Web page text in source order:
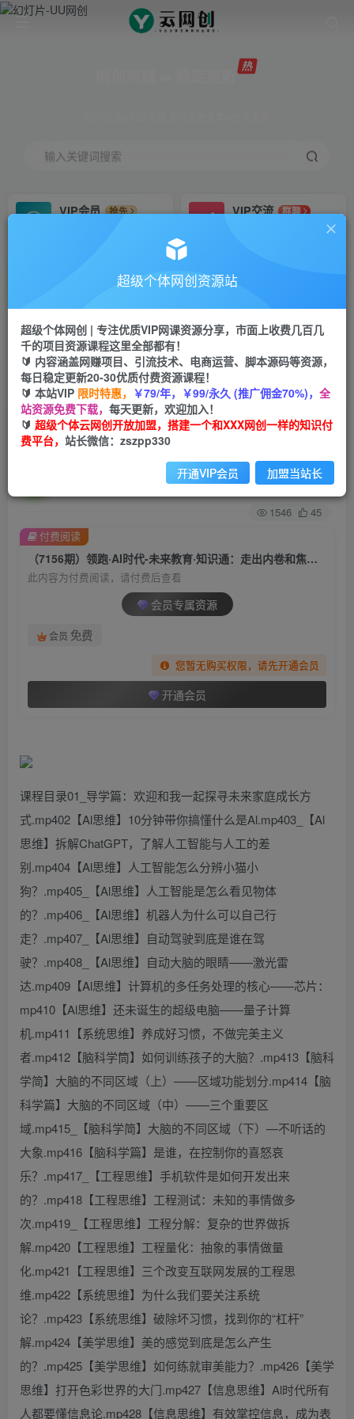
输入关键词搜索
VIP会员
抢先
VIP交流
群聊
研究探讨更多创业项目路子。
会员专属推广链接
招募站长
挂机
项目
脚本卡密
APP下载
GO
首页 创业课程 会员专属 正文
（7156期）领跑·AI时代-未来教育·知识通：走出内
卷和焦虑，面向未来做教育
关注 私信
1546 45
（7156期）领跑·AI时代-未来教育·知识通：走出内卷和焦虑，面向未来做教育
此内容为付费阅读，请付费后查看
会员专属资源
会员 免费
您暂无购买权限，请先开通会员
开通会员
付费阅读
课程目录01_导学篇：欢迎和我一起探寻未来家庭成长方
式.mp402【Al思维】10分钟带你搞懂什么是Al.mp403_【Al
思维】拆解ChatGPT，了解人工智能与人工的差
别.mp404【Al思维】人工智能怎么分辨小猫小
狗？.mp405_【Al思维】人工智能是怎么看见物体
的？.mp406_【Al思维】机器人为什么可以自己行
走？.mp407_【Al思维】自动驾驶到底是谁在驾
驶？.mp408_【Al思维】自动大脑的眼睛——激光雷
达.mp409【Al思维】计算机的多任务处理的核心——芯片：
mp410【Al思维】还未诞生的超级电脑——量子计算
机.mp411【系统思维】养成好习惯，不做完美主义
者.mp412【脑科学筒】如何训练孩子的大脑？.mp413【脑科
学简】大脑的不同区域（上）——区域功能划分.mp414【脑
科学篇】大脑的不同区域（中）——三个重要区
域.mp415_【脑科学简】大脑的不同区域（下）—不听话的
大象.mp416【脑科学篇】是谁，在控制你的喜怒哀
乐？.mp417_【工程思维】手机软件是如何开发出来
的？.mp418【工程思维】工程测试：未知的事情做多
次.mp419_【工程思维】工程分解：复杂的世界做拆
解.mp420【工程思维】工程量化：抽象的事情做量
化.mp421【工程思维】三个改变互联网发展的工程思
维.mp422【系统思维】为什么我们要关注系统
论？.mp423【系统思维】破除坏习惯，找到你的“杠杆”
解.mp424【美学思维】美的感觉到底是怎么产生
的？.mp425【美学思维】如何练就审美能力？.mp426【美学
思维】打开色彩世界的大门.mp427【信息思维】Al时代所有
人都要懂信息论.mp428【信息思维】有效掌控信息，成为表
超级个体网创资源站
超级个体网创 | 专注优质VIP网课资源分享，市面上收费几百几
千的项目资源课程这里全部都有！
🔰 内容涵盖网赚项目、引流技术、电商运营、脚本源码等资源，
每日稳定更新20-30优质付费资源课程！
🔰 本站VIP 限时特惠， ￥79/年，￥99/永久 (推广佣金70%)， 全
站资源免费下载， 每天更新，欢迎加入！
🔰 超级个体云网创开放加盟，搭建一个和XXX网创一样的知识付
费平台， 站长微信：zszpp330
开通VIP会员 加盟当站长